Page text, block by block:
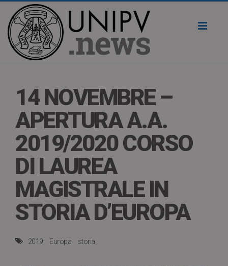
14 NOVEMBRE –
APERTURA A.A.
2019/2020 CORSO
DI LAUREA
MAGISTRALE IN
STORIA D’EUROPA
2019 Europa storia